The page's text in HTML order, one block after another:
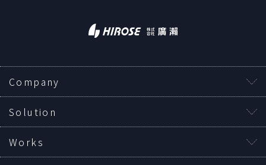
Company
Solution
Works